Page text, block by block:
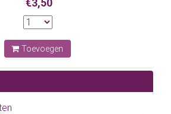
€3,50
Toevoegen